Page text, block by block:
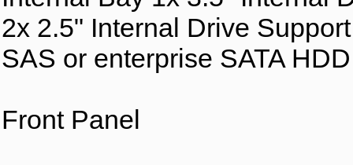
2x 2.5" Internal Drive
SAS or enterprise SATA
Front Panel